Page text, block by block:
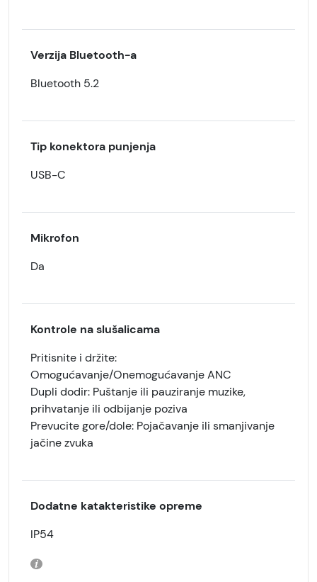
Verzija Bluetooth-a
Bluetooth 5.2
Tip konektora punjenja
USB-C
Mikrofon
Da
Kontrole na slušalicama
Pritisnite i držite:
Omogućavanje/Onemogućavanje ANC
Dupli dodir: Puštanje ili pauziranje muzike,
prihvatanje ili odbijanje poziva
Prevucite gore/dole: Pojačavanje ili smanjivanje
jačine zvuka
Dodatne katakteristike opreme
IP54